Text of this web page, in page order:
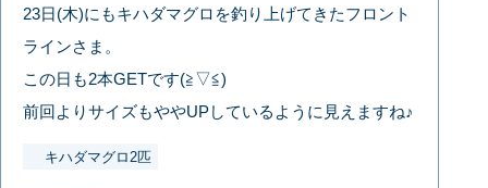
23日(木)にもキハダマグロを釣り上げてきたフロント
ラインさま。
この日も2本GETです(≧▽≦)
前回よりサイズもややUPしているように見えますね♪
キハダマグロ2匹